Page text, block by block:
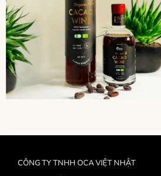
CÔNG TY TNHH OCA VIỆT NHẬT